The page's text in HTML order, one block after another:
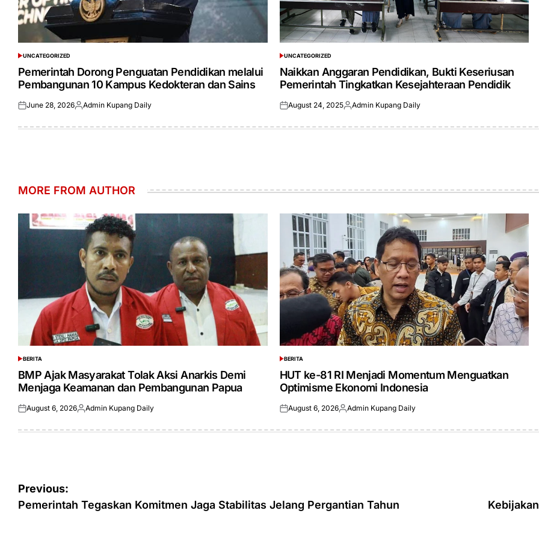
POSTED
IN
UNCATEGORIZED
Pemerintah Dorong Penguatan Pendidikan melalui
Pembangunan 10 Kampus Kedokteran dan Sains
Posted
June 28, 2026Posted
Admin Kupang Daily
POSTED
IN
UNCATEGORIZED
Naikkan Anggaran Pendidikan, Bukti Keseriusan
Pemerintah Tingkatkan Kesejahteraan Pendidik
Posted
August 24, 2025Posted
Admin Kupang Daily
MORE FROM AUTHOR
POSTED
IN
BERITA
BMP Ajak Masyarakat Tolak Aksi Anarkis Demi
Menjaga Keamanan dan Pembangunan Papua
Posted
August 6, 2026Posted
Admin Kupang Daily
POSTED
IN
BERITA
HUT ke-81 RI Menjadi Momentum Menguatkan
Optimisme Ekonomi Indonesia
Posted
August 6, 2026Posted
Admin Kupang Daily
Post
navigation
Previous:
Pemerintah Tegaskan Komitmen Jaga Stabilitas Jelang Pergantian Tahun